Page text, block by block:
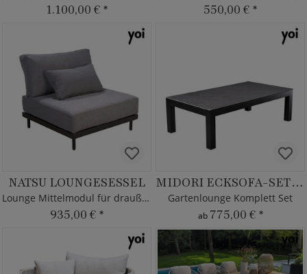
1.100,00 € * 550,00 € *
NATSU LOUNGESESSEL
Lounge Mittelmodul für draußen
935,00 € *
MIDORI ECKSOFA-SET XL
Gartenlounge Komplett Set
ab 775,00 € *